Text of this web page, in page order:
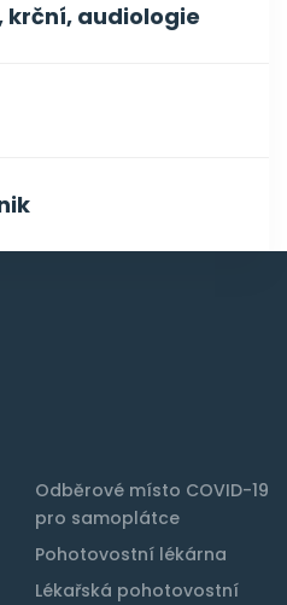
krční, audiologie
Odběrové místo COVID-19
pro samoplátce
Pohotovostní lékárna
Lékařská pohotovostní